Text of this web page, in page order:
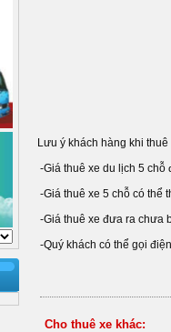
Lưu ý khách hàng khi
-Giá thuê xe du lịch 5
-Giá thuê xe 5 chỗ có thể
-Giá thuê xe đưa ra chưa
-Quý khách có thể gọi
Cho thuê xe khác: